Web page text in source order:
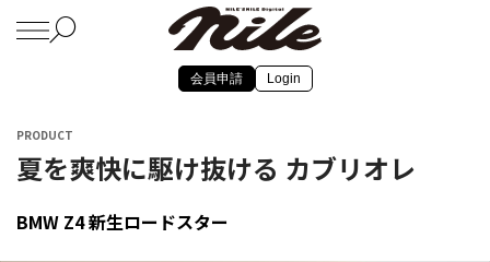
会員申請 Login
PRODUCT
夏を爽快に駆け抜ける カブリオレ
BMW Z4 新生ロードスター